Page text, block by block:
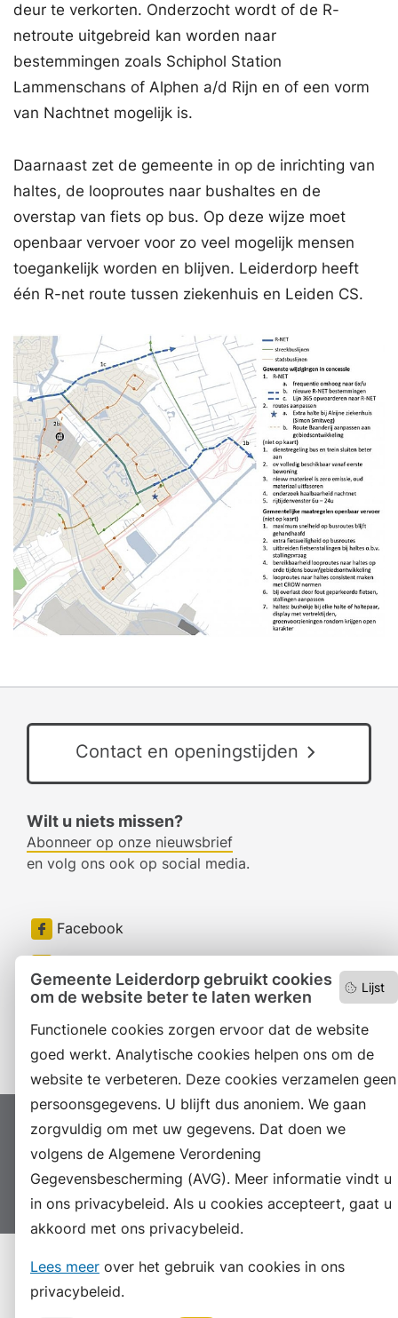
Lijst
Gemeente Leiderdorp gebruikt cookies
om de website beter te laten werken
Functionele cookies zorgen ervoor dat de website
goed werkt. Analytische cookies helpen ons om de
website te verbeteren. Deze cookies verzamelen geen
persoonsgegevens. U blijft dus anoniem. We gaan
zorgvuldig om met uw gegevens. Dat doen we
volgens de Algemene Verordening
Gegevensbescherming (AVG). Meer informatie vindt u
in ons privacybeleid. Als u cookies accepteert, gaat u
akkoord met ons privacybeleid.
Lees meer over het gebruik van cookies in ons
privacybeleid.
deur te verkorten. Onderzocht wordt of de R-
netroute uitgebreid kan worden naar
bestemmingen zoals Schiphol Station
Lammenschans of Alphen a/d Rijn en of een vorm
van Nachtnet mogelijk is.
Daarnaast zet de gemeente in op de inrichting van
haltes, de looproutes naar bushaltes en de
overstap van fiets op bus. Op deze wijze moet
openbaar vervoer voor zo veel mogelijk mensen
toegankelijk worden en blijven. Leiderdorp heeft
één R-net route tussen ziekenhuis en Leiden CS.
Contact en openingstijden
Wilt u niets missen?
Abonneer op onze nieuwsbrief
en volg ons ook op social media.
Facebook
LinkedIn
Instagram
Proclaimer Colofon
Toegankelijkheid
Sitemap
Privacyverklaring
Servicenormen
Suggesties
Vacatures